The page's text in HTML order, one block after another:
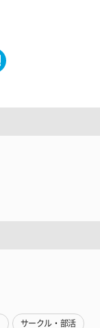
サークル・部活